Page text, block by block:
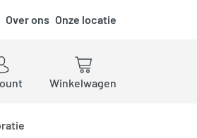
Over ons Onze locatie
Winkelwagen